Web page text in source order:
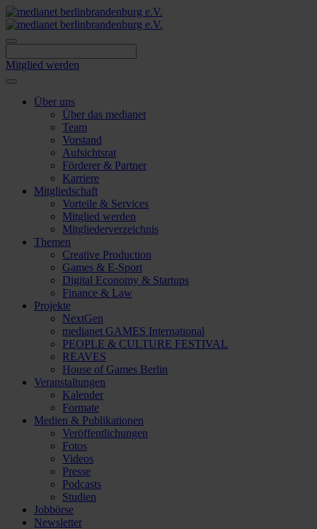
Skip
to
content
Mitglied werden
Über uns
Über das medianet
Team
Vorstand
Aufsichtsrat
Förderer & Partner
Karriere
Mitgliedschaft
Vorteile & Services
Mitglied werden
Mitgliederverzeichnis
Themen
Creative Production
Games & E-Sport
Digital Economy & Startups
Finance & Law
Projekte
NextGen
medianet GAMES International
PEOPLE & CULTURE FESTIVAL
REAVES
House of Games Berlin
Veranstaltungen
Kalender
Formate
Medien & Publikationen
Veröffentlichungen
Fotos
Videos
Presse
Podcasts
Studien
Jobbörse
Newsletter